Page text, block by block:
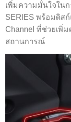
เพิ่มความมั่นใจในก
SERIES พร้อมดิส
Channel ที่ช่วยเพิ่
สถานการณ์